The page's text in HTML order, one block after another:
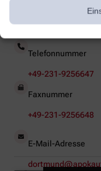
Juliette
Telefonnummer
+49-231-9256647
Faxnummer
+49-231-9256648
E-Mail-Adresse